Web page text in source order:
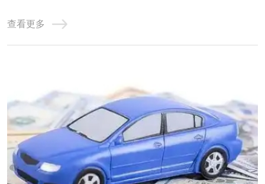
得到显著增长,在亮眼数据的背后,是团队对服务品质的极致追
求和对客户需求的深刻洞察。 选择可靠的汽车抵押贷款公司
查看更多